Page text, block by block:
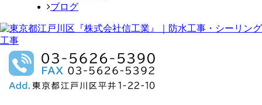
ブログ